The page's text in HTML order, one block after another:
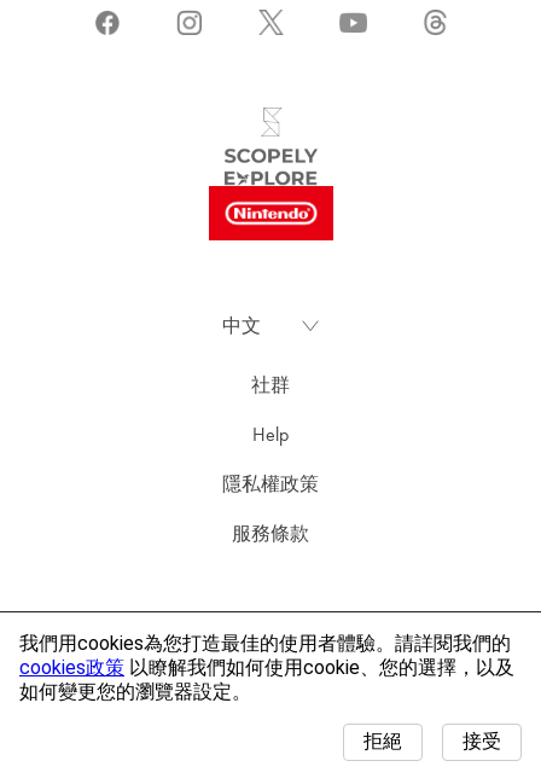
社群
Help
隱私權政策
服務條款
© Scopely Explore, Pikmin and Mii Characters / Artwork / Music © Nintendo.
Apple and the Apple logo are trademarks of Apple Inc., registered in the U.S. and
other countries. App Store is a service mark of Apple Inc. Google Play and the
Google Play logo are trademarks of Google LLC.
我們用cookies為您打造最佳的使用者體驗。請詳閱我們的
cookies政策 以瞭解我們如何使用cookie、您的選擇，以及
如何變更您的瀏覽器設定。
接受
拒絕